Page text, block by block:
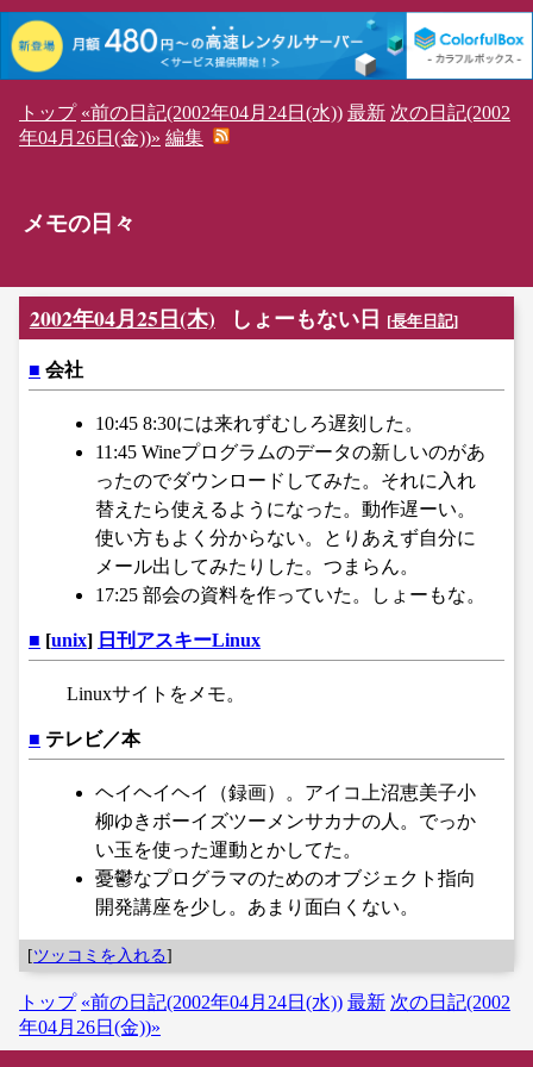
トップ «前の日記(2002年04月24日(水)) 最新 次の日記(2002
年04月26日(金))» 編集
メモの日々
2002年04月25日(木) しょーもない日 [長年日記]
■ 会社
10:45 8:30には来れずむしろ遅刻した。
11:45 Wineプログラムのデータの新しいのがあ
ったのでダウンロードしてみた。それに入れ
替えたら使えるようになった。動作遅ーい。
使い方もよく分からない。とりあえず自分に
メール出してみたりした。つまらん。
17:25 部会の資料を作っていた。しょーもな。
■ [unix] 日刊アスキーLinux
Linuxサイトをメモ。
■ テレビ／本
ヘイヘイヘイ（録画）。アイコ上沼恵美子小
柳ゆきボーイズツーメンサカナの人。でっか
い玉を使った運動とかしてた。
憂鬱なプログラマのためのオブジェクト指向
開発講座を少し。あまり面白くない。
[ツッコミを入れる]
トップ «前の日記(2002年04月24日(水)) 最新 次の日記(2002
年04月26日(金))»